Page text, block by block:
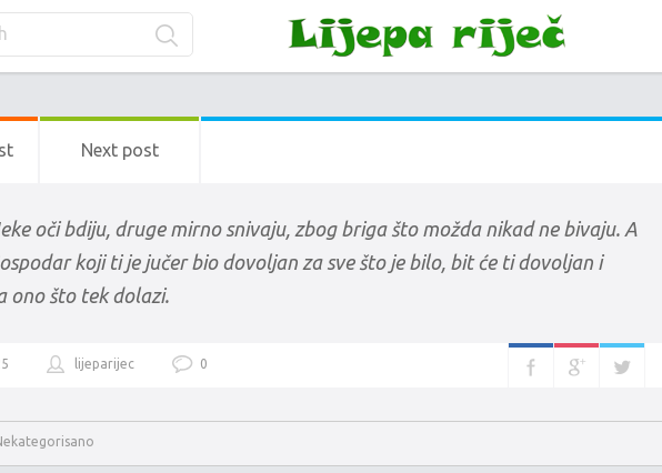
Next post
oči bdiju, druge mirno snivaju, zbog briga što možda nikad ne bivaju. A
koji ti je jučer bio dovoljan za sve što je bilo, bit će ti dovoljan i
ono što tek dolazi.
lijeparijec 0